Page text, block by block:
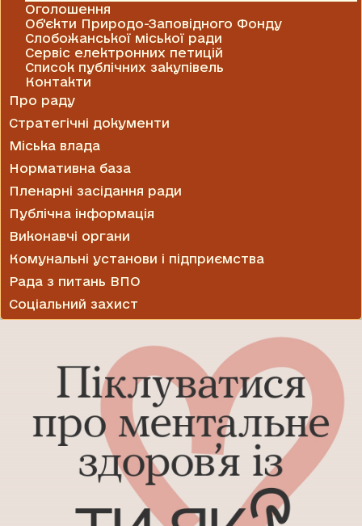
Оголошення
Об'єкти Природо-Заповідного Фонду
Слобожанської міської ради
Сервіс електронних петицій
Список публічних закупівель
Контакти
Про раду
Стратегічні документи
Міська влада
Нормативна база
Пленарні засідання ради
Публічна інформація
Виконавчі органи
Комунальні установи і підприємства
Рада з питань ВПО
Соціальний захист